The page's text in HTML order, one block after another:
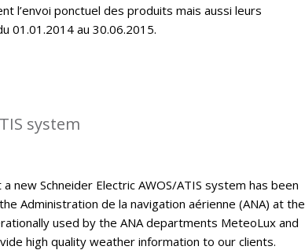
l’envoi ponctuel des produits mais aussi leurs
01.01.2014 au 30.06.2015.
system
new Schneider Electric AWOS/ATIS system has been
Administration de la navigation aérienne (ANA) at the
used by the ANA departments MeteoLux and
high quality weather information to our clients.